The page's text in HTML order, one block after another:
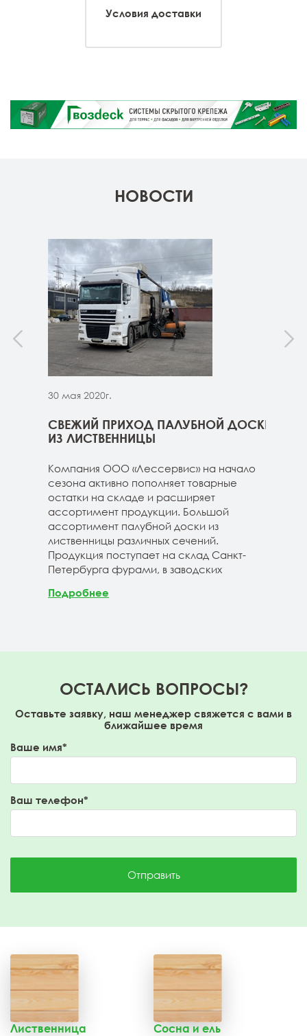
Условия доставки
НОВОСТИ
30 мая 2020г.
СВЕЖИЙ ПРИХОД ПАЛУБНОЙ ДОСКИ
ИЗ ЛИСТВЕННИЦЫ
Компания ООО «Лессервис» на начало
сезона активно пополняет товарные
остатки на складе и расширяет
ассортимент продукции. Большой
ассортимент палубной доски из
лиственницы различных сечений.
Продукция поступает на склад Санкт-
Петербурга фурами, в заводских
Подробнее
ОСТАЛИСЬ ВОПРОСЫ?
Оставьте заявку, наш менеджер свяжется с вами в
ближайшее время
Ваше имя*
Ваш телефон*
Отправить
Лиственница Сосна и ель